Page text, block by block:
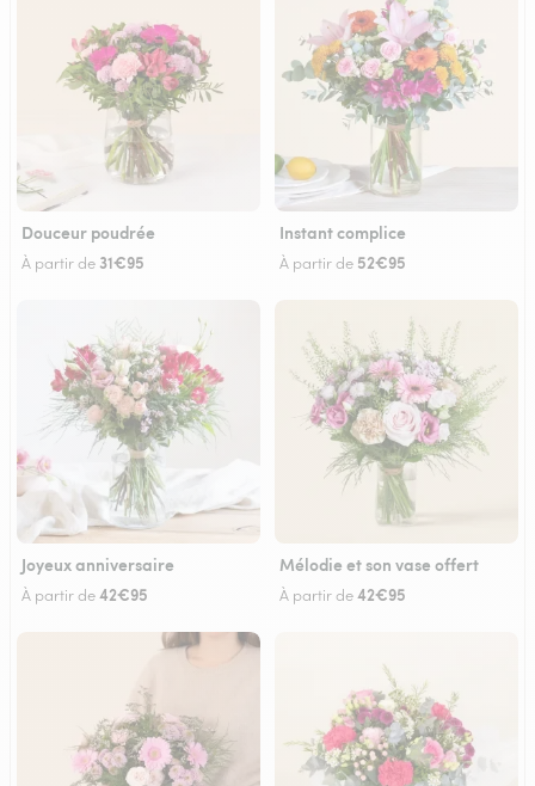
Douceur poudrée
À partir de 31€95
Instant complice
À partir de 52€95
Joyeux anniversaire
À partir de42€95
Mélodie et son vase offert
À partir de42€95